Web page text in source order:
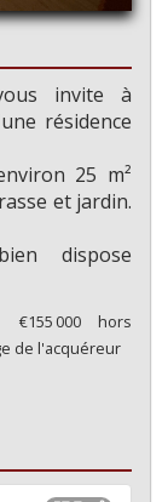
invite à
résidence
25 m²
et jardin.
dispose
€155 000
hors
de l'acquéreur